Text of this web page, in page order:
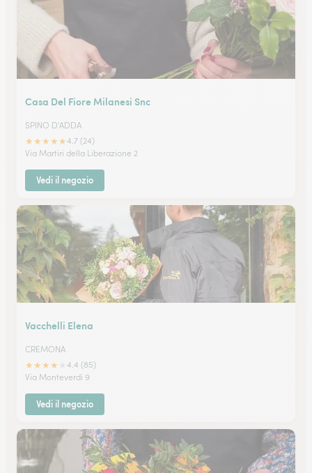
Casa Del Fiore Milanesi Snc
SPINO D'ADDA
★★★★★4.7 (24)
Via Martiri della Liberazione 2
Vedi il negozio
Vacchelli Elena
CREMONA
★★★★
4.4 (85)
Via Monteverdi 9
Vedi il negozio